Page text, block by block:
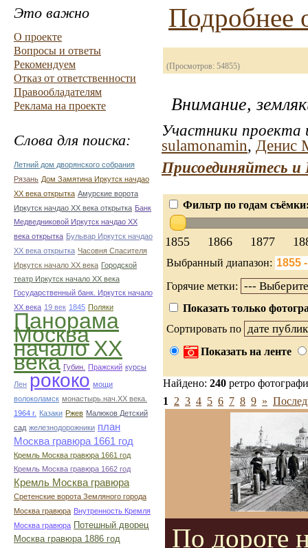
Это важно
О проекте
Вопросы и ответы
Рекомендуем
Отказ от ответственности
Правообладателям
Реклама на проекте
Слова для поиска:
Летний дом дворянского собрания
Рязань Дом Замятина Иркутск начдао
ХХ века открытка Амурские ворота
Иркутск начдао ХХ века открытка Банк
Медведниковой Иркутск начдао ХХ
века открытка Бульвар Иркутск начдао
ХХ века открытка Часовня Спасителя
Иркутск начало ХХ века Городской
театр Иркутск начало ХХ века
Государственный банк. Иркутск начало
ХХ века 19 век 1845 Поляки
Панорама
Москва
начало ХХ
века Губин. Пражский курсы
Лен рококо мощи
волоколамск монастырь.нач.ХХ века.
1964 г. Казаки Ржев Малюков Детский
сад железнодорожники план
Москва гравюра 1661 год
Кремль Москва гравюра 1661 год
Кремль Москва гравюра 1662 год
Кремль Москва гравюра
Сретенские ворота Земляного города
Москва гравюра Внутренность Кремля
Москва гравюра Потешный дворец
Москва гравюра 1886 год
Подробнее
(Просмотров: 54855)
Внимание,
Участники проекта
sulamonamin, Денис
Присоединяйтесь
Фильтр по годам
1855 1866 1877
Выбранный диапазон:
Горячие метки:
Показать только
Сортировать по
Показать на ленте
Найдено: 240 ретро
1
2 3 4 5 6 7 8 9 »
По дороге